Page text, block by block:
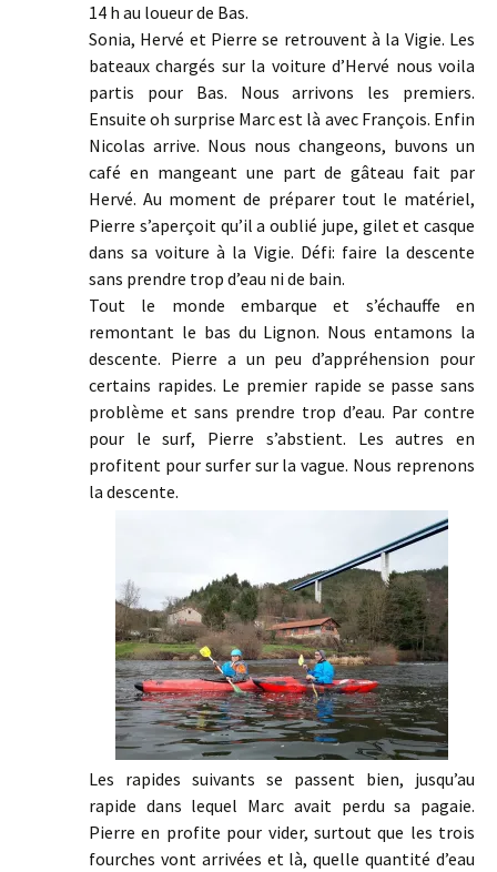
14 h au loueur de Bas.
Sonia, Hervé et Pierre se retrouvent à la Vigie. Les
bateaux chargés sur la voiture d’Hervé nous voila
partis pour Bas. Nous arrivons les premiers.
Ensuite oh surprise Marc est là avec François. Enfin
Nicolas arrive. Nous nous changeons, buvons un
café en mangeant une part de gâteau fait par
Hervé. Au moment de préparer tout le matériel,
Pierre s’aperçoit qu’il a oublié jupe, gilet et casque
dans sa voiture à la Vigie. Défi: faire la descente
sans prendre trop d’eau ni de bain.
Tout le monde embarque et s’échauffe en
remontant le bas du Lignon. Nous entamons la
descente. Pierre a un peu d’appréhension pour
certains rapides. Le premier rapide se passe sans
problème et sans prendre trop d’eau. Par contre
pour le surf, Pierre s’abstient. Les autres en
profitent pour surfer sur la vague. Nous reprenons
la descente.
Les rapides suivants se passent bien, jusqu’au
rapide dans lequel Marc avait perdu sa pagaie.
Pierre en profite pour vider, surtout que les trois
fourches vont arrivées et là, quelle quantité d’eau